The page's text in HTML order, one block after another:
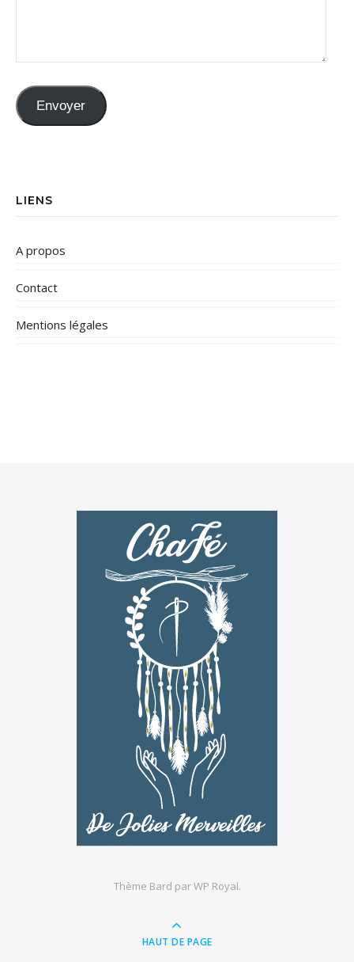
Envoyer
LIENS
A propos
Contact
Mentions légales
Thème Bard parWP Royal.
HAUT DE PAGE